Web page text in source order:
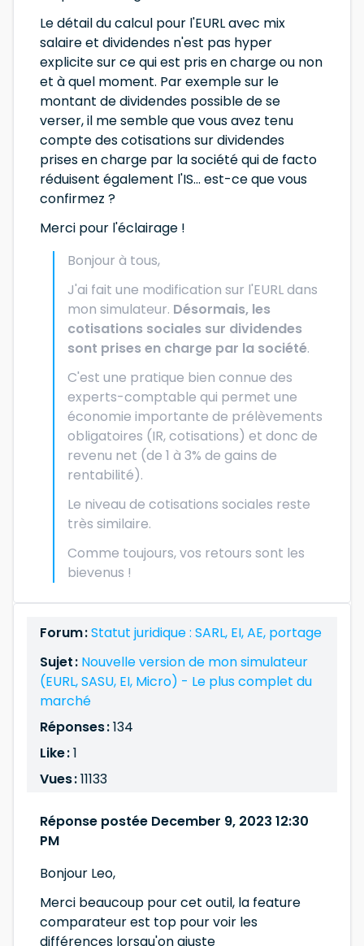
Le détail du calcul pour l'EURL avec mix
salaire et dividendes n'est pas hyper
explicite sur ce qui est pris en charge ou non
et à quel moment. Par exemple sur le
montant de dividendes possible de se
verser, il me semble que vous avez tenu
compte des cotisations sur dividendes
prises en charge par la société qui de facto
réduisent également l'IS... est-ce que vous
confirmez ?
Merci pour l'éclairage !
Bonjour à tous,
J'ai fait une modification sur l'EURL dans
mon simulateur. Désormais, les
cotisations sociales sur dividendes
sont prises en charge par la société.
C'est une pratique bien connue des
experts-comptable qui permet une
économie importante de prélèvements
obligatoires (IR, cotisations) et donc de
revenu net (de 1 à 3% de gains de
rentabilité).
Le niveau de cotisations sociales reste
très similaire.
Comme toujours, vos retours sont les
bievenus !
Forum :Statut juridique : SARL, EI, AE, portage
Sujet : Nouvelle version de mon simulateur
(EURL, SASU, EI, Micro) - Le plus complet du
marché
Réponses :134
Like :1
Vues :11133
Réponse postée December 9, 2023 12:30
PM
Bonjour Leo,
Merci beaucoup pour cet outil, la feature
comparateur est top pour voir les
différences lorsqu'on ajuste